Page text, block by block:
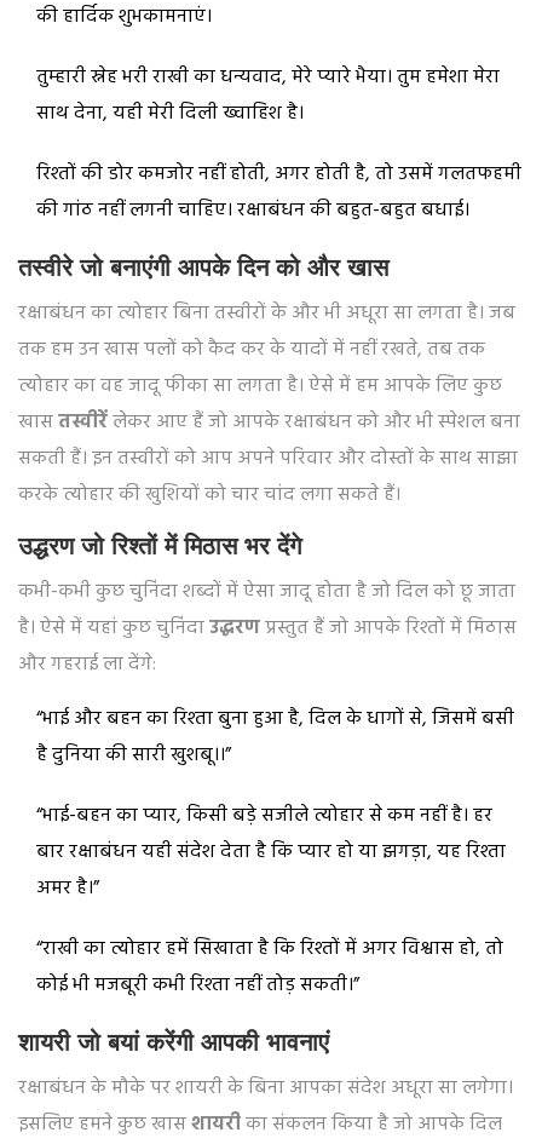
की हार्दिक शुभकामनाएं।
तुम्हारी स्नेह भरी राखी का धन्यवाद, मेरे प्यारे भैया। तुम हमेशा मेरा
साथ देना, यही मेरी दिली ख्वाहिश है।
रिश्तों की डोर कमजोर नहीं होती, अगर होती है, तो उसमें गलतफहमी
की गांठ नहीं लगनी चाहिए। रक्षाबंधन की बहुत-बहुत बधाई।
तस्वीरे जो बनाएंगी आपके दिन को और खास
रक्षाबंधन का त्योहार बिना तस्वीरों के और भी अधूरा सा लगता है। जब
तक हम उन खास पलों को कैद कर के यादों में नहीं रखते, तब तक
त्योहार का वह जादू फीका सा लगता है। ऐसे में हम आपके लिए कुछ
खासतस्वीरेंलेकर आए हैं जो आपके रक्षाबंधन को और भी स्पेशल बना
सकती हैं। इन तस्वीरों को आप अपने परिवार और दोस्तों के साथ साझा
करके त्योहार की खुशियों को चार चांद लगा सकते हैं।
उद्धरण जो रिश्तों में मिठास भर देंगे
कभी-कभी कुछ चुनिंदा शब्दों में ऐसा जादू होता है जो दिल को छू जाता
है। ऐसे में यहां कुछ चुनिंदाउद्धरणप्रस्तुत हैं जो आपके रिश्तों में मिठास
और गहराई ला देंगे:
“भाई और बहन का रिश्ता बुना हुआ है, दिल के धागों से, जिसमें बसी
है दुनिया की सारी खुशबू।।”
“भाई-बहन का प्यार, किसी बड़े सजीले त्योहार से कम नहीं है। हर
बार रक्षाबंधन यही संदेश देता है कि प्यार हो या झगड़ा, यह रिश्ता
अमर है।”
“राखी का त्योहार हमें सिखाता है कि रिश्तों में अगर विश्वास हो, तो
कोई भी मजबूरी कभी रिश्ता नहीं तोड़ सकती।”
शायरी जो बयां करेंगी आपकी भावनाएं
रक्षाबंधन के मौके पर शायरी के बिना आपका संदेश अधूरा सा लगेगा।
इसलिए हमने कुछ खासशायरीका संकलन किया है जो आपके दिल